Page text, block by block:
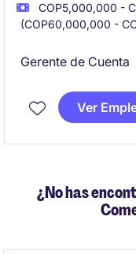
COP5,000,000 -
(COP60,000,000 -
Gerente de Cuenta
Ver
¿No has